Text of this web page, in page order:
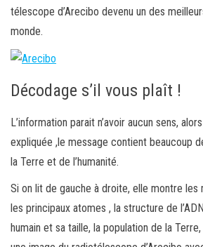
télescope d’Arecibo devenu un des
monde.
Décodage s’il vous plaît !
L’information parait n’avoir aucun sens,
expliquée ,le message contient beaucoup
la Terre et de l’humanité.
Si on lit de gauche à droite, elle montre les
les principaux atomes , la structure de
humain et sa taille, la population de la